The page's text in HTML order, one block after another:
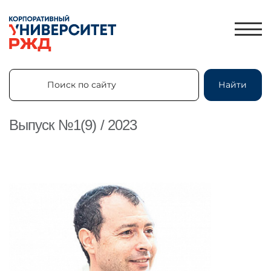
КАТАЛОГ ПРОГРАММ
ОБ УНИВЕРСИТЕТЕ
Поиск по сайту Найти
Выпуск №1(9) / 2023